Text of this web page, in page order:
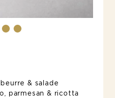
& salade
parmesan & ricotta